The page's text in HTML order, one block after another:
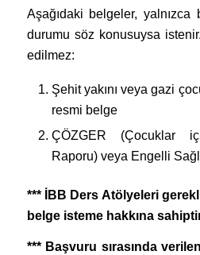
Aşağıdaki belgeler,
durumu söz konusuysa
edilmez:
Şehit yakını veya gazi
resmi belge
ÇÖZGER (Çocuklar
Raporu) veya Engelli
*** İBB Ders Atölyeleri
belge isteme hakkına
*** Başvuru sırasında